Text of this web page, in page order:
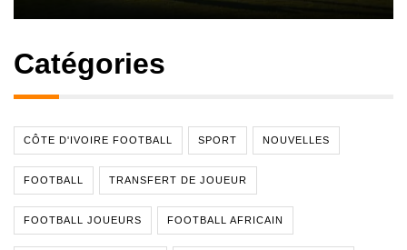
Catégories
CÔTE D'IVOIRE FOOTBALL SPORT NOUVELLES
FOOTBALL TRANSFERT DE JOUEUR
FOOTBALL JOUEURS FOOTBALL AFRICAIN